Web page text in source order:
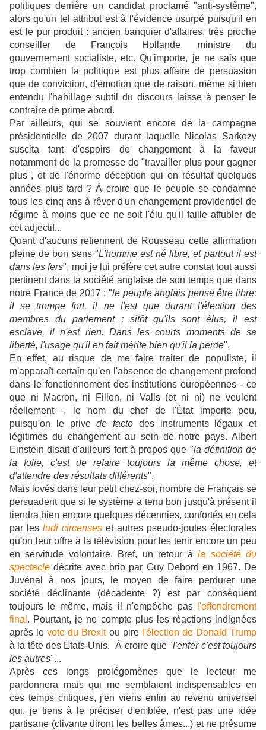
politiques derrière un candidat proclamé "anti-système",
alors qu'un tel attribut est à l'évidence usurpé puisqu'il en
est le pur produit : ancien banquier d'affaires, très proche
conseiller de François Hollande, ministre du
gouvernement socialiste, etc. Qu'importe, je ne sais que
trop combien la politique est plus affaire de persuasion
que de conviction, d'émotion que de raison, même si bien
entendu l'habillage subtil du discours laisse à penser le
contraire de prime abord.
Par ailleurs, qui se souvient encore de la campagne
présidentielle de 2007 durant laquelle Nicolas Sarkozy
suscita tant d'espoirs de changement à la faveur
notamment de la promesse de "travailler plus pour gagner
plus", et de l'énorme déception qui en résultat quelques
années plus tard ? À croire que le peuple se condamne
tous les cinq ans à rêver d'un changement providentiel de
régime à moins que ce ne soit l'élu qu'il faille affubler de
cet adjectif...
Quant d'aucuns retiennent de Rousseau cette affirmation
pleine de bon sens "L'homme est né libre, et partout il est
dans les fers", moi je lui préfère cet autre constat tout aussi
pertinent dans la société anglaise de son temps que dans
notre France de 2017 : "le peuple anglais pense être libre;
il se trompe fort, il ne l'est que durant l'élection des
membres du parlement ; sitôt qu'ils sont élus, il est
esclave, il n'est rien. Dans les courts moments de sa
liberté, l'usage qu'il en fait mérite bien qu'il la perde".
En effet, au risque de me faire traiter de populiste, il
m'apparaît certain qu'en l'absence de changement profond
dans le fonctionnement des institutions européennes - ce
que ni Macron, ni Fillon, ni Valls (et ni ni) ne veulent
réellement -, le nom du chef de l'État importe peu,
puisqu'on le privede facto des instruments légaux et
légitimes du changement au sein de notre pays. Albert
Einstein disait d'ailleurs fort à proposque "la définition de
la folie, c'est de refaire toujours la même chose, et
d'attendre des résultats différents".
Mais lovés dans leur petit chez-soi, nombre de Français se
persuadent que si le système a tenu bon jusqu'à présent il
tiendra bien encore quelques décennies, confortés en cela
par les ludi circenses et autres pseudo-joutes électorales
qu'on leur offre à la télévision pour les tenir encore un peu
en servitude volontaire. Bref, un retour àla société du
spectacle décrite avec brio par Guy Debord en 1967. De
Juvénal à nos jours, le moyen de faire perdurer une
société déclinante (décadente ?) est par conséquent
toujours le même, mais il n'empêche pas
l'effondrement
final . Pourtant, je ne compte plus les réactions indignées
après levote du Brexitou pire l'élection de Donald Trump
à la tête des États-Unis.
À croire que "l'enfer c'est toujours
les autres"...
Après ces longs prolégomènes que le lecteur me
pardonnera mais qui me semblaient indispensables en
ces temps critiques, j'en viens enfin au revenu universel
qui, je tiens à le préciser d'emblée, n'est pas une idée
partisane (clivante diront les belles âmes...) et ne présume